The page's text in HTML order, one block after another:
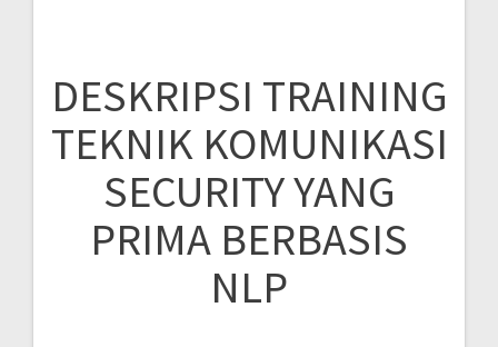
DESKRIPSI TRAINING
TEKNIK KOMUNIKASI
SECURITY YANG
PRIMA BERBASIS
NLP